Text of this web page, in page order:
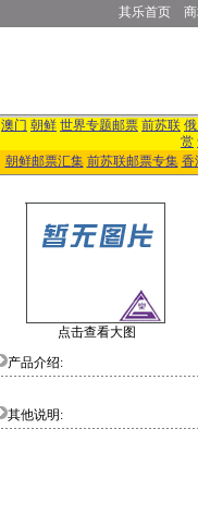
其乐首页
澳门 朝鲜 世界专题邮票 前苏联
赏
朝鲜邮票汇集 前苏联邮票专集 香
点击查看大图
产品介绍:
其他说明: